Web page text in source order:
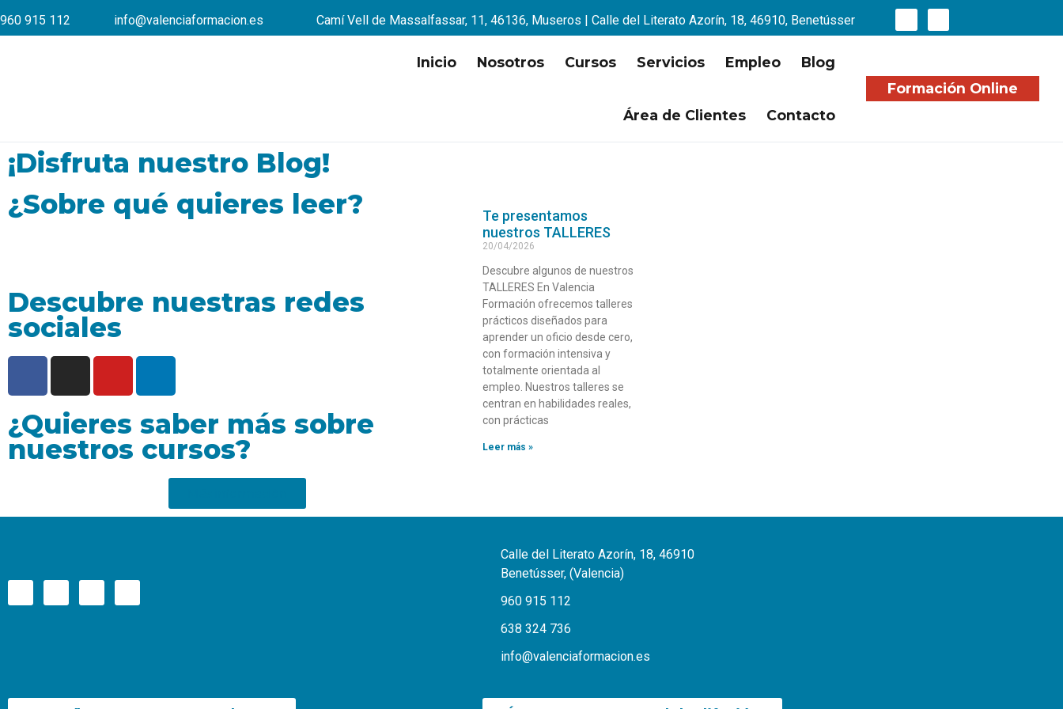
960 915 112 info@valenciaformacion.es Camí Vell de Massalfassar, 11, 46136, Museros | Calle del Literato Azorín, 18, 46910, Benetússer
Inicio Nosotros Cursos Servicios Empleo Blog
Área de Clientes Contacto
Formación Online
¡Disfruta nuestro Blog!
¿Sobre qué quieres leer?
Descubre nuestras redes
sociales
¿Quieres saber más sobre
nuestros cursos?
Te presentamos
nuestros TALLERES
20/04/2026
Descubre algunos de nuestros
TALLERES En Valencia
Formación ofrecemos talleres
prácticos diseñados para
aprender un oficio desde cero,
con formación intensiva y
totalmente orientada al
empleo. Nuestros talleres se
centran en habilidades reales,
con prácticas
Leer más »
Calle del Literato Azorín, 18, 46910
Benetússer, (Valencia)
960 915 112
638 324 736
info@valenciaformacion.es